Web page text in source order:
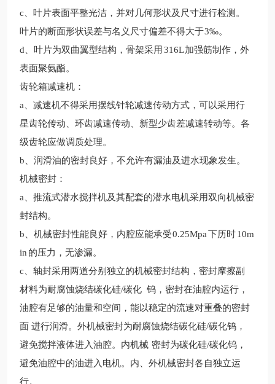
c、叶片表面平整光洁，并对几何形状及尺寸进行检测。
叶片的断面形状误差与名义尺寸偏差不得大于3‰。
d、叶片为双曲翼型结构，骨架采用 316L加强筋制作，外
表面聚氨酯。
齿轮箱减速机：
a、减速机不得采用摆线针轮减速传动方式，可以采用行
星齿轮传动、环齿减速传动、新型少齿差减速转动等。各
级齿轮应做调质处理。
b、润滑油的密封良好，不允许有漏油及进水现象发生。
机械密封：
a、推流式潜水搅拌机及其配套的潜水电机采用双向机械密
封结构。
b、机械密封性能良好，内腔应能承受0.25Mpa下历时10m
in 的压力，无渗漏。
c、轴封采用两道分别独立的机械密封结构，密封摩擦副
材料为耐腐蚀烧结碳化硅/碳化 钨，密封在油腔内运行，
油腔有足够的油量和空间，能以稳定的流速对重叠的密封
面 进行润滑。外机械密封为耐腐蚀烧结碳化硅/碳化钨，
避免搅拌液体进入油腔。内机械 密封为碳化硅/碳化钨，
避免油腔中的油进入电机。内、外机械密封各自独立运
行。